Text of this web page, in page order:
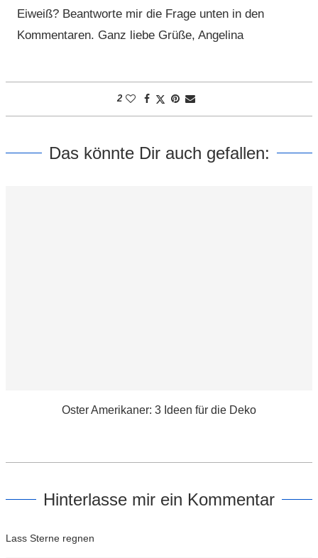
Eiweiß? Beantworte mir die Frage unten in den
Kommentaren. Ganz liebe Grüße, Angelina
2
Das könnte Dir auch gefallen:
Oster Amerikaner: 3 Ideen für die Deko
Hinterlasse mir ein Kommentar
Lass Sterne regnen